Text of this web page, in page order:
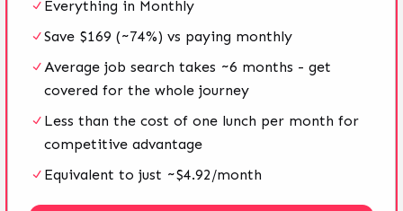
Everything in Monthly
Save $169 (~74%) vs paying monthly
Average job search takes ~6 months - get
covered for the whole journey
Less than the cost of one lunch per month for
competitive advantage
Equivalent to just ~$4.92/month